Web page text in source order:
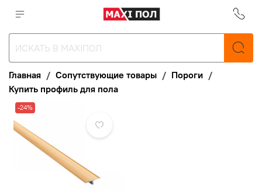
Главная Сопутствующие товары
Пороги
Купить профиль для пола
-24%